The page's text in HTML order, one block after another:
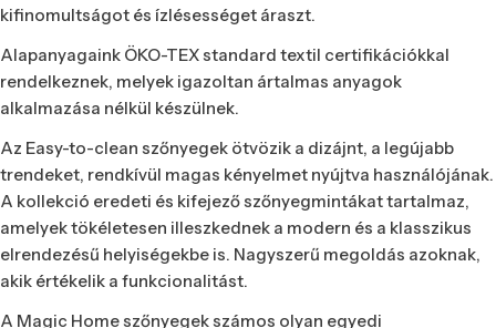
kifinomultságot és ízlésességet áraszt.
Alapanyagaink ÖKO-TEX standard textil certifikációkkal
rendelkeznek, melyek igazoltan ártalmas anyagok
alkalmazása nélkül készülnek.
Az Easy-to-clean szőnyegek ötvözik a dizájnt, a legújabb
trendeket, rendkívül magas kényelmet nyújtva használójának.
A kollekció eredeti és kifejező szőnyegmintákat tartalmaz,
amelyek tökéletesen illeszkednek a modern és a klasszikus
elrendezésű helyiségekbe is. Nagyszerű megoldás azoknak,
akik értékelik a funkcionalitást.
A Magic Home szőnyegek számos olyan egyedi